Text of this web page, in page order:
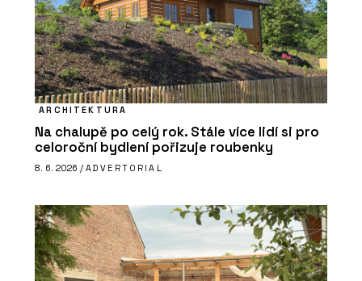
ARCHITEKTURA
Na chalupě po celý rok. Stále více lidí si pro
celoroční bydlení pořizuje roubenky
8. 6. 2026 / ADVERTORIAL